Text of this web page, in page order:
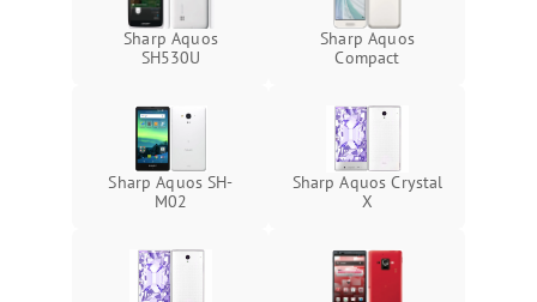
Sharp Aquos
SH530U
Sharp Aquos
Compact
Sharp Aquos SH-
M02
Sharp Aquos Crystal
X